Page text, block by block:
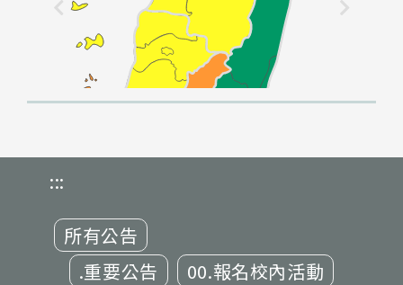
:::
所有公告
.重要公告
00.報名校內活動